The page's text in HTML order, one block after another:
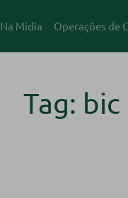
Na Mídia Operações de
Tag: bic